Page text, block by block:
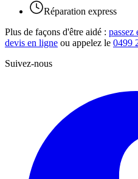
Réparation express
Plus de façons d'être aidé : passez
devis en ligne ou appelez le 0499
Suivez-nous